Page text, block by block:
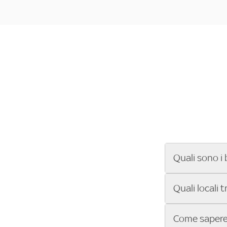
Quali sono i
Se cerchi un
ENILIVE, la
Sky Bar ti
Quali locali
Vuoi sapere
Come